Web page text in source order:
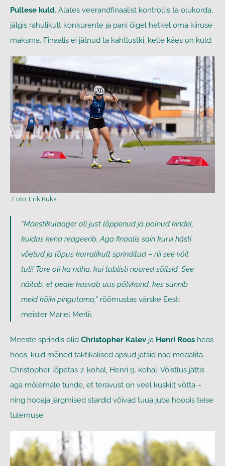
Pullese kuld. Alates veerandfinaalist kontrollis ta olukorda,
jälgis rahulikult konkurente ja pani õigel hetkel oma kiiruse
maksma. Finaalis ei jätnud ta kahtlustki, kelle käes on kuld.
“Mäestikulaager oli just lõppenud ja polnud kindel,
kuidas keha reageerib. Aga finaalis sain kurvi hästi
võetud ja lõpus korralikult sprinditud – nii see võit
tuli! Tore oli ka näha, kui tublisti noored sõitsid. See
näitab, et peale kasvab uus põlvkond, kes sunnib
meid kõiki pingutama,” rõõmustas värske Eesti
meister Mariel Merlii.
Meeste sprindis olid Christopher Kalev ja Henri Roos heas
hoos, kuid mõned taktikalised apsud jätsid nad medalita.
Christopher lõpetas 7. kohal, Henri 9. kohal. Võistlus jättis
aga mõlemale tunde, et teravust on veel kuskilt võtta –
ning hooaja järgmised stardid võivad tuua juba hoopis teise
tulemuse.